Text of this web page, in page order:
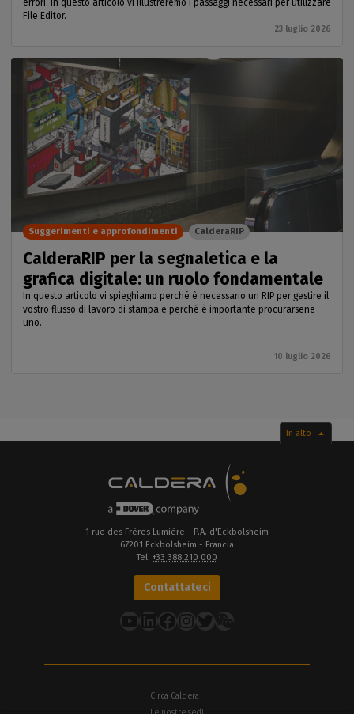
File Editor.
23 luglio 2026
CalderaRIP per la segnaletica e la
grafica digitale: un ruolo fondamentale
In questo articolo vi spieghiamo perché è necessario un RIP per gestire il
vostro flusso di lavoro di stampa e perché è importante procurarsene
uno.
10 luglio 2026
Suggerimenti e approfondimenti CalderaRIP
In alto
1 rue des Frères Lumière - P.A. d'Eckbolsheim
67201 Eckbolsheim - Francia
Tel. +33 388 210 000
Contattateci
YouTube
LinkedIn
Facebook
Instagram
Twitter
Circa Caldera
Le nostre sedi